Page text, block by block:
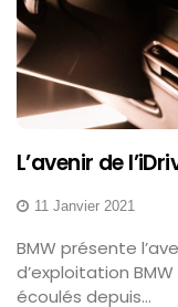
L’avenir de
11 Janvier 2021
BMW présente
d’exploitation BMW
écoulés depuis...